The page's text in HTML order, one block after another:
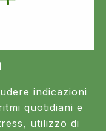
indicazioni
quotidiani e
utilizzo di